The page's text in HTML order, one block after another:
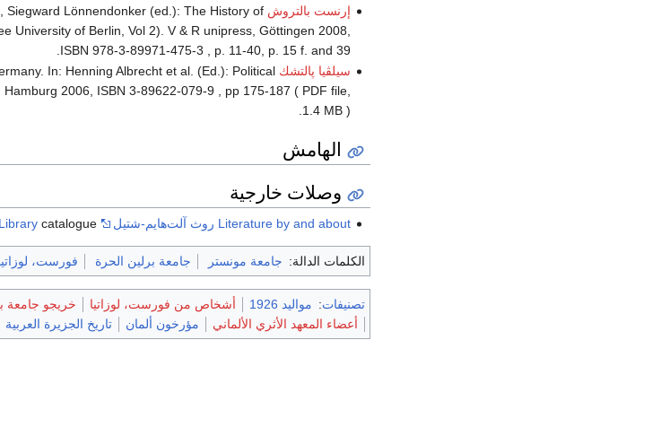
إرنست بالتروش Siegward Lönnendonker (ed.): The History of
University of Berlin, Vol 2). V & R unipress, Göttingen 2008,
ISBN 978-3-89971-475-3 , p. 11-40, p. 15 f. and 39.
سيلڤيا پالتشك In: Henning Albrecht et al. (Ed.): Political
2006, ISBN 3-89622-079-9 , pp 175-187 ( PDF file,
1.4 MB ).
الهامش
وصلات خارجية
Literature by and about روث آلت‌هايم-شتيل in the
catalogue
الكلمات الدالة: جامعة مونستر جامعة برلين الحرة فورست،
تصنيفات: مواليد 1926 أشخاص من فورست، لوزاتيا خريجو جامعة
أعضاء المعهد الأثري الألماني
مؤرخون ألمان تاريخ الجزيرة العربية